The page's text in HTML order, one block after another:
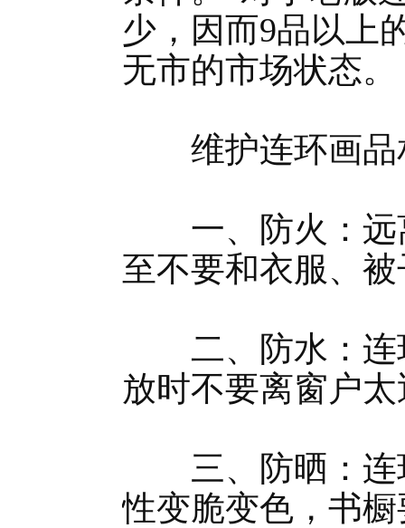
少，因而9品以上
无市的市场状态。
维护连环画品
一、防火：远
至不要和衣服、
二、防水：连
放时不要离窗户
三、防晒：连
性变脆变色，书